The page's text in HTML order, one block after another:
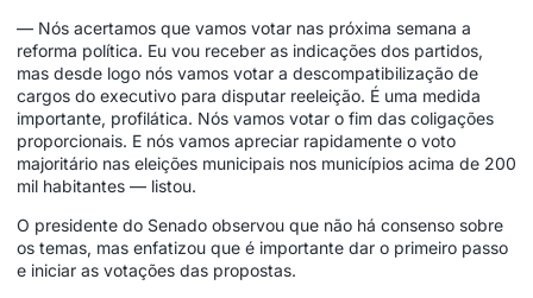
— Nós acertamos que vamos votar nas próxima semana a
reforma política. Eu vou receber as indicações dos partidos,
mas desde logo nós vamos votar a descompatibilização de
cargos do executivo para disputar reeleição. É uma medida
importante, profilática. Nós vamos votar o fim das coligações
proporcionais. E nós vamos apreciar rapidamente o voto
majoritário nas eleições municipais nos municípios acima de 200
mil habitantes — listou.
O presidente do Senado observou que não há consenso sobre
os temas, mas enfatizou que é importante dar o primeiro passo
e iniciar as votações das propostas.